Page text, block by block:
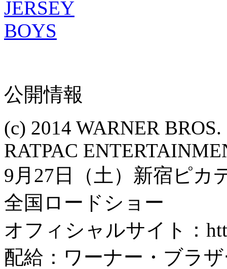
公開情報
(c) 2014 WARNER
RATPAC
9月27日（土）新宿ピカ
全国ロードショー
オフィシャルサイト：
配給：ワーナー・ブラ